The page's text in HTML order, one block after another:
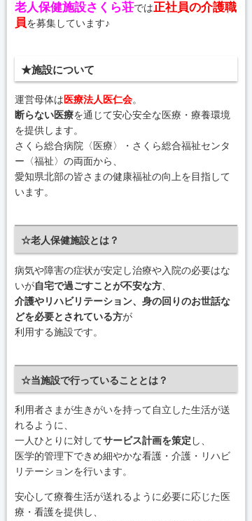
老人保健施設さくら荘では正社員の介護職
員を募集しています♪
★施設について
運営母体は医療法人医仁会。
断らない医療を通じて安心安全な医療・療養環境
を提供します。
さくら総合病院〈医療〉・さくら総合福祉センタ
ー〈福祉〉の両面から、
愛知県北部の皆さまの健康福祉の向上を目指して
います。
☆老人保健施設とは？
病気や障害の症状が安定し治療や入院の必要はな
いが自宅で過ごすことが不安な方
介護やリハビリテーション、身の回りのお世話な
どを必要とされている方が
利用する施設です。
☆当施設で行っていることとは？
利用者さまが生きがいを持って自立した生活が送
れるように、
一人ひとりに対してサービス計画を策定 し、
医学的管理下できめ細やかな看護・介護・リハビ
リテーションを行います。
安心して療養生活が送れるように必要に応じた医
療・看護を提供し、